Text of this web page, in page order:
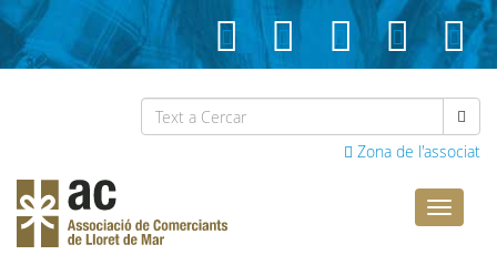
Zona de l'associat
Lloret